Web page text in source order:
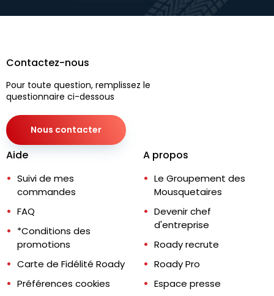
Contactez-nous
Pour toute question, remplissez le
questionnaire ci-dessous
Nous contacter
Aide
Suivi de mes
commandes
FAQ
*Conditions des
promotions
Carte de Fidélité Roady
Préférences cookies
A propos
Le Groupement des
Mousquetaires
Devenir chef
d'entreprise
Roady recrute
Roady Pro
Espace presse